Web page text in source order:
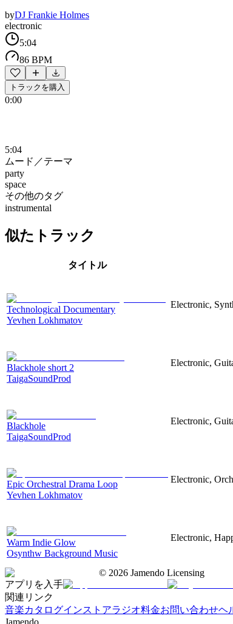
byDJ Frankie Holmes
electronic
5:04
86 BPM
トラックを購入
0:00
5:04
ムード／テーマ
party
space
その他のタグ
instrumental
似たトラック
タイトル
Technological Documentary
Yevhen Lokhmatov
Electronic,
Blackhole short 2
TaigaSoundProd
Electronic,
Blackhole
TaigaSoundProd
Electronic,
Epic Orchestral Drama Loop
Yevhen Lokhmatov
Electronic,
Warm Indie Glow
Osynthw Background Music
Electronic,
© 2026 Jamendo Licensing
アプリを入手
関連リンク
音楽カタログインストアラジオ料金お問い合わせヘ
Jamendo